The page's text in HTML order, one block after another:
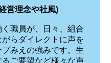
営理念や社風)
職員が、日々、組合
らダイレクトに声を
みえの強みです。生
ご要望など様々な声